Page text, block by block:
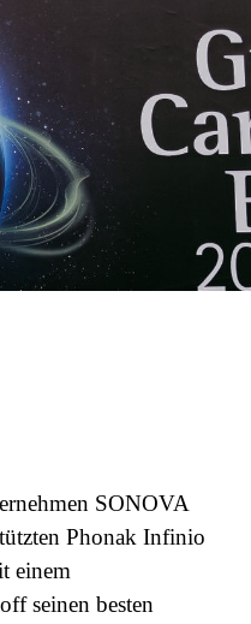
SONOVA
Phonak Infinio
einem
seinen besten